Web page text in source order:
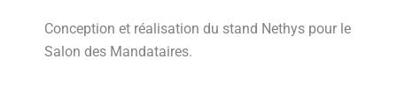
Conception et réalisation du stand Nethys pour le
Salon des Mandataires.